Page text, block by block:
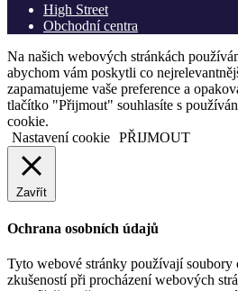
High Street
Obchodní centra
Na našich webových stránkách
abychom vám poskytli co
zapamatujeme vaše preference a
tlačítko "Přijmout" souhlasíte s
cookie.
Nastavení cookie PŘIJMOUT
Zavřít
Ochrana osobních údajů
Tyto webové stránky používají soubory
zkušeností při procházení webových